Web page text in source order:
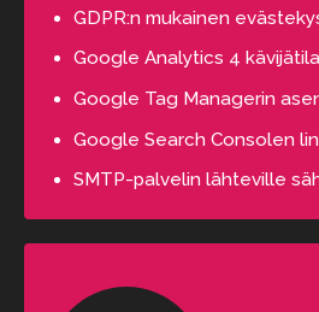
GDPR:n mukainen
Google Analytics 4
Google Tag Managerin
Google Search Consolen
SMTP-palvelin lähteville